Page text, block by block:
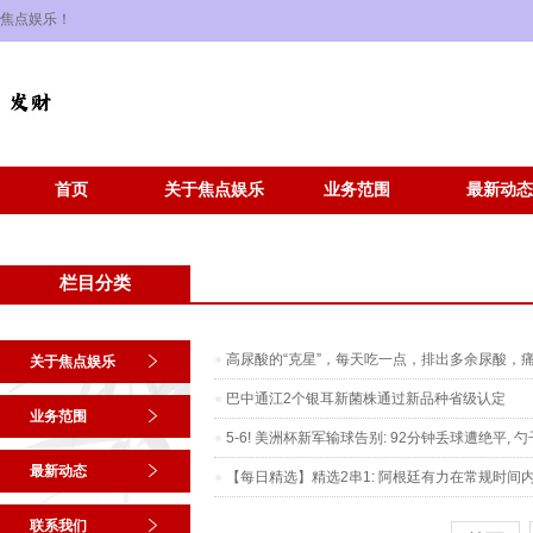
焦点娱乐！
首页 关于焦点娱乐 业务范围 最新动态
栏目分类
关于焦点娱乐
业务范围
最新动态
联系我们
高尿酸的“克星”，每天吃一点，排出多余尿酸，
巴中通江2个银耳新菌株通过新品种省级认定
5-6! 美洲杯新军输球告别: 92分钟丢球遭绝平,
【每日精选】精选2串1: 阿根廷有力在常规时间